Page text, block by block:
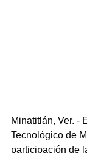
Minatitlán, Ver. -
Tecnológico de
participación de